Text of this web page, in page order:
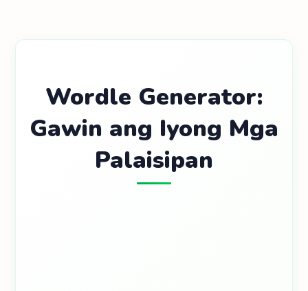
Wordle Generator:
Gawin ang Iyong Mga
Palaisipan